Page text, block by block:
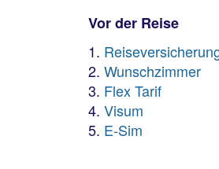
Vor der Reise
Wunschzimmer
Flex Tarif
Visum
E-Sim